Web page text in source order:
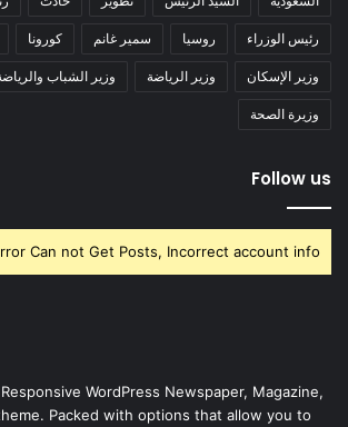
رئيس الوزراء روسيا سمير غانم كورونا
وزير الإسكان وزير الرياضة وزير الشباب
وزيرة الصحة
Follow us
Can not Get Posts, Incorrect account info.
WordPress Newspaper, Magazine,
Packed with options that allow you to